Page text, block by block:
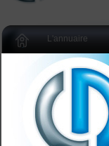
L'annuaire